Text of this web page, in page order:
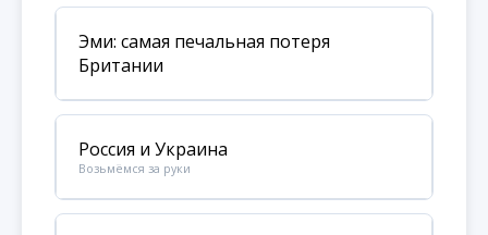
Эми: самая печальная потеря
Британии
Россия и Украина
Возьмёмся за руки